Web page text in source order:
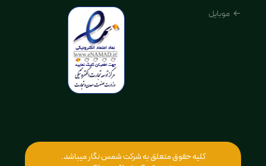
موبایل
کلیه حقوق متعلق به شرکت شمس نگار میباشد.